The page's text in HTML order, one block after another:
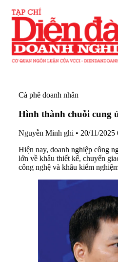
Cà phê doanh nhân
Hình thành chuỗi cung
Nguyễn Minh ghi • 20/11/2025
Hiện nay, doanh nghiệp công
lớn về khâu thiết kế, chuyển
công nghệ và khâu kiểm